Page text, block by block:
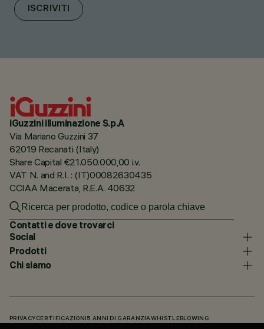
ISCRIVITI
iGuzzini illuminazione S.p.A
Via Mariano Guzzini 37
62019 Recanati (Italy)
Share Capital €21.050.000,00 i.v.
VAT N. and R.I. : (IT)00082630435
CCIAA Macerata, R.E.A. 40632
Contatti e dove trovarci
Social
Prodotti
Chi siamo
PRIVACY CERTIFICAZIONI 5 ANNI DI GARANZIAWHISTLEBLOWING